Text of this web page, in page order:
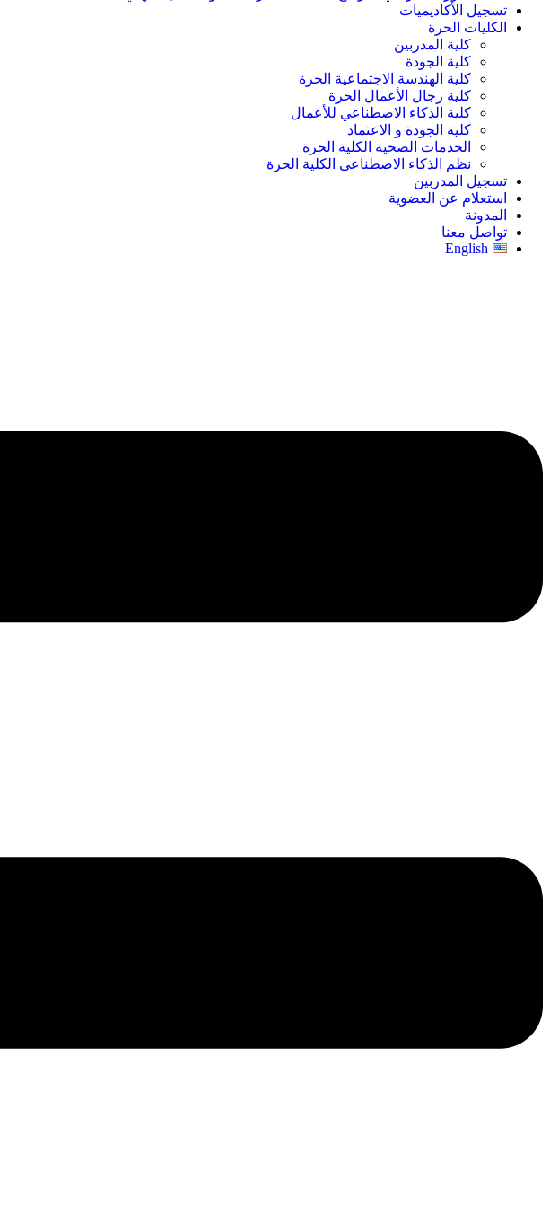
تسجيل الأكاديميات
الكليات الحرة
كلية المدربين
كلية الجودة
كلية الهندسة الاجتماعية الحرة
كلية رجال الأعمال الحرة
كلية الذكاء الاصطناعي للأعمال
كلية الجودة و الاعتماد
الخدمات الصحية الكلية الحرة
نظم الذكاء الاصطناعى الكلية الحرة
تسجيل المدربين
استعلام عن العضوية
المدونة
تواصل معنا
English